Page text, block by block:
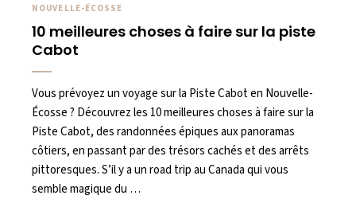
NOUVELLE-ÉCOSSE
10 meilleures choses à faire sur la piste
Cabot
Vous prévoyez un voyage sur la Piste Cabot en Nouvelle-
Écosse ? Découvrez les 10 meilleures choses à faire sur la
Piste Cabot, des randonnées épiques aux panoramas
côtiers, en passant par des trésors cachés et des arrêts
pittoresques. S’il y a un road trip au Canada qui vous
semble magique du …